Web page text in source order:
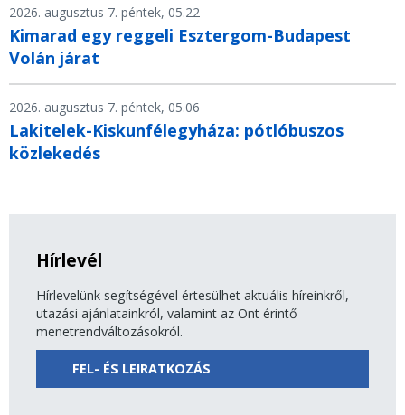
2026. augusztus 7. péntek, 05.22
Kimarad egy reggeli Esztergom-Budapest
Volán járat
2026. augusztus 7. péntek, 05.06
Lakitelek-Kiskunfélegyháza: pótlóbuszos
közlekedés
Hírlevél
Hírlevelünk segítségével értesülhet aktuális híreinkről,
utazási ajánlatainkról, valamint az Önt érintő
menetrendváltozásokról.
FEL- ÉS LEIRATKOZÁS